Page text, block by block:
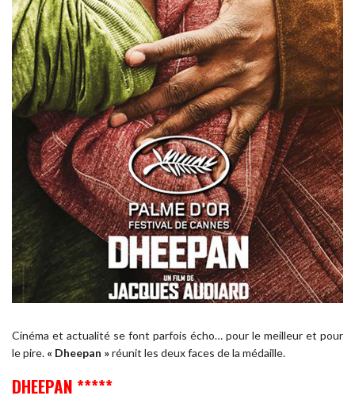
Cinéma et actualité se font parfois écho… pour le meilleur et pour
le pire. « Dheepan »réunit les deux faces de la médaille.
DHEEPAN *****